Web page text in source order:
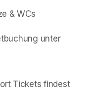
& WCs
- Hilfe zur Barrierefreiheit & Ticketbuchung unter
Tickets findest